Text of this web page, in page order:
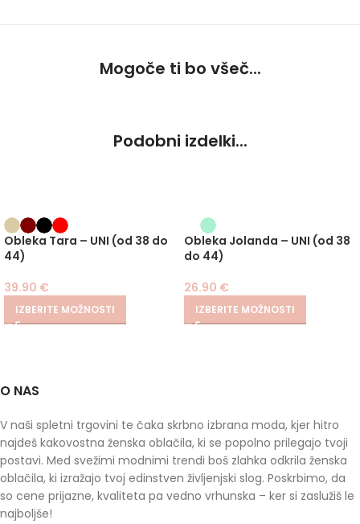
Mogoče ti bo všeč...
Podobni izdelki...
Obleka Tara – UNI (od 38 do
44)
39.90 €
IZBERITE MOŽNOSTI
Obleka Jolanda – UNI (od 38
do 44)
26.90 €
IZBERITE MOŽNOSTI
O NAS
V naši spletni trgovini te čaka skrbno izbrana moda, kjer hitro
najdeš kakovostna ženska oblačila, ki se popolno prilegajo tvoji
postavi. Med svežimi modnimi trendi boš zlahka odkrila ženska
oblačila, ki izražajo tvoj edinstven življenjski slog. Poskrbimo, da
so cene prijazne, kvaliteta pa vedno vrhunska – ker si zaslužiš le
najboljše!